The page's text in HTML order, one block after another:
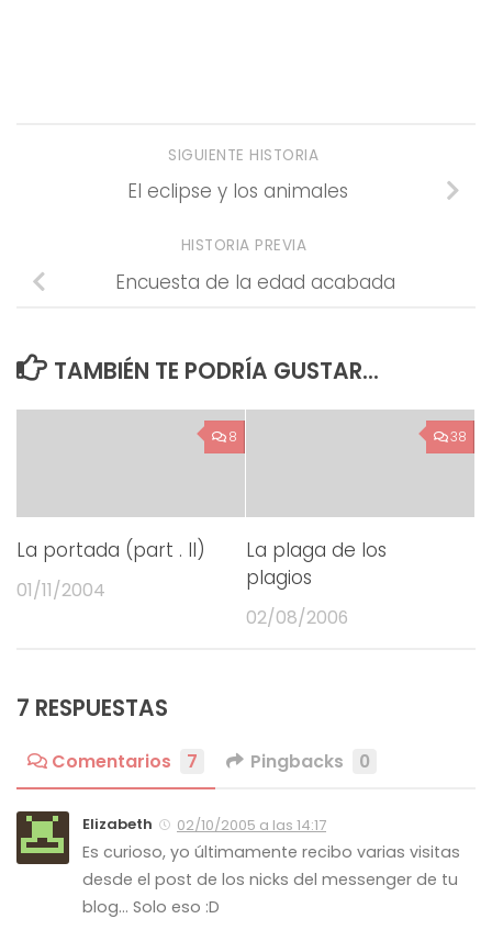
SIGUIENTE HISTORIA
El eclipse y los animales
HISTORIA PREVIA
Encuesta de la edad acabada
TAMBIÉN TE PODRÍA GUSTAR...
8
La portada (part . II)
01/11/2004
38
La plaga de los
plagios
02/08/2006
7 RESPUESTAS
Comentarios 7 Pingbacks 0
Elizabeth 02/10/2005 a las 14:17
Es curioso, yo últimamente recibo varias visitas
desde el post de los nicks del messenger de tu
blog… Solo eso :D